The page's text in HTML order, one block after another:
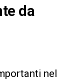
da
nel